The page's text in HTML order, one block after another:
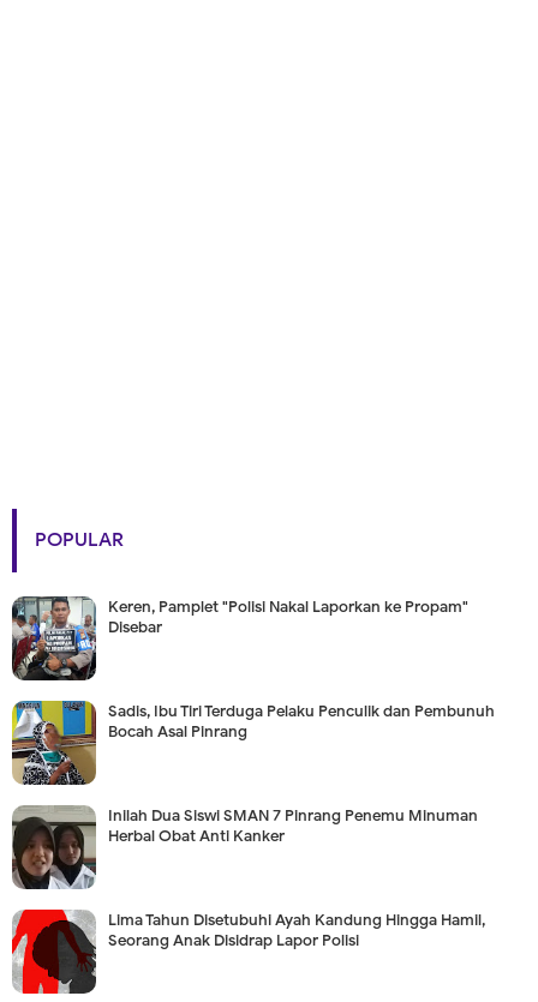
POPULAR
Keren, Pamplet "Polisi Nakal Laporkan ke Propam"
Disebar
Sadis, Ibu Tiri Terduga Pelaku Penculik dan Pembunuh
Bocah Asal Pinrang
Inilah Dua Siswi SMAN 7 Pinrang Penemu Minuman
Herbal Obat Anti Kanker
Lima Tahun Disetubuhi Ayah Kandung Hingga Hamil,
Seorang Anak Disidrap Lapor Polisi